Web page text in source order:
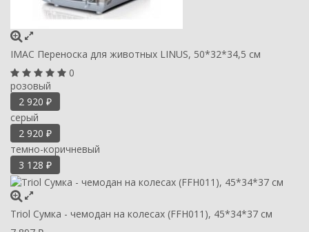
IMAC Переноска для животных LINUS, 50*32*34,5 см
0
розовый
2 920 ₽
серый
2 920 ₽
темно-коричневый
3 128 ₽
Triol Сумка - чемодан на колесах (FFH011), 45*34*37 см